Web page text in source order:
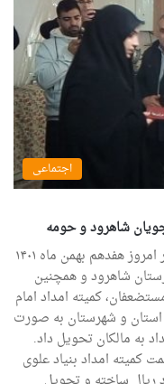
اجتماعی
شاهرود و حومه
به گزارش خبرنگار شاهوار فردا، پیش از ظهر امروز هفدهم بهمن ماه ۱۴۰۱
شاهرود و همچنین
کمیته امداد امام
استان و شهرستان به صورت
به مالکان تحویل داد.
متر مربع و به همت کمیته امداد بنیاد علوی